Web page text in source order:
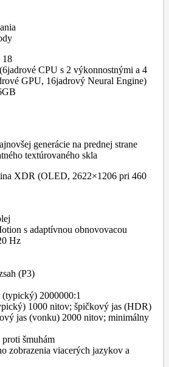
18
CPU s 2 výkonnostnými a 4
GPU, 16jadrový Neural Engine)
generácie na prednej strane
textúrovaného skla
XDR (OLED, 2622×1206 pri 460
s adaptívnou obnovovacou
Hz
(P3)
2000000:1
1000 nitov; špičkový jas (HDR)
jas (vonku) 2000 nitov; minimálny
šmuhám
zobrazenia viacerých jazykov a